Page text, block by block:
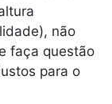
não
faça questão
para o